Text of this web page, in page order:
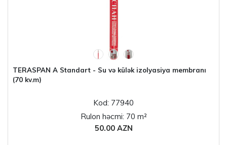
TERASPAN A Standart - Su və külək izolyasiya membranı
(70 kv.m)
Kod: 77940
Rulon həcmi: 70 m²
50.00 AZN